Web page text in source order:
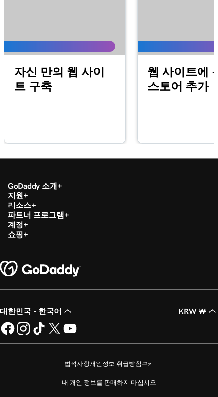
자신 만의 웹 사이
트 구축
웹 사이트에
스토어 추가
GoDaddy 소개
지원
리소스
파트너 프로그램
계정
쇼핑
대한민국 - 한국어 KRW ₩
법적사항개인정보 취급방침 쿠키
내 개인 정보를 판매하지 마십시오